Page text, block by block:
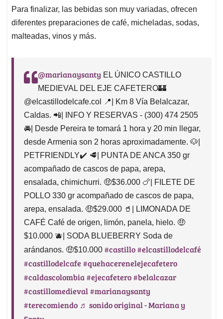
Para finalizar, las bebidas son muy variadas, ofrecen
diferentes preparaciones de café, micheladas, sodas,
malteadas, vinos y más.
@marianaysanty EL ÚNICO CASTILLO
MEDIEVAL DEL EJE CAFETERO🏰
@elcastillodelcafe.col 📍| Km 8 Vía Belalcazar,
Caldas. 📲| INFO Y RESERVAS - (300) 474 2505
🚘| Desde Pereira te tomará 1 hora y 20 min llegar,
desde Armenia son 2 horas aproximadamente. 🐶|
PETFRIENDLY✔️ 🥩| PUNTA DE ANCA 350 gr
acompañado de cascos de papa, arepa,
ensalada, chimichurri. 🤑$36.000 🍗| FILETE DE
POLLO 330 gr acompañado de cascos de papa,
arepa, ensalada. 🤑$29.000 🥤| LIMONADA DE
CAFÉ Café de origen, limón, panela, hielo. 🤑
$10.000 🫐| SODA BLUEBERRY Soda de
arándanos. 🤑$10.000 #castillo#elcastillodelcafé
#castillodelcafe #quehacerenelejecafetero
#caldascolombia#ejecafetero#belalcazar
#castillomedieval #marianaysanty
#terecomiendo ♬ sonido original - Mariana y